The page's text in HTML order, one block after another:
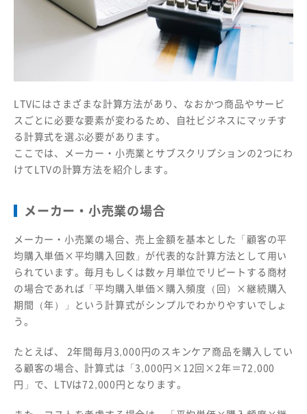
LTVにはさまざまな計算方法があり、なおかつ商品やサービ
スごとに必要な要素が変わるため、自社ビジネスにマッチす
る計算式を選ぶ必要があります。
ここでは、メーカー・小売業とサブスクリプションの2つにわ
けてLTVの計算方法を紹介します。
メーカー・小売業の場合
メーカー・小売業の場合、売上金額を基本とした「顧客の平
均購入単価×平均購入回数」が代表的な計算方法として用い
られています。毎月もしくは数ヶ月単位でリピートする商材
の場合であれば「平均購入単価×購入頻度（回）×継続購入
期間（年）」という計算式がシンプルでわかりやすいでしょ
う。
たとえば、 2年間毎月3,000円のスキンケア商品を購入してい
る顧客の場合、計算式は「3,000円×12回×2年＝72,000
円」で、LTVは72,000円となります。